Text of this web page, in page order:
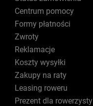
Centrum pomocy
Formy płatności
Zwroty
Reklamacje
Koszty wysyłki
Zakupy na raty
Leasing roweru
Prezent dla rowerzysty